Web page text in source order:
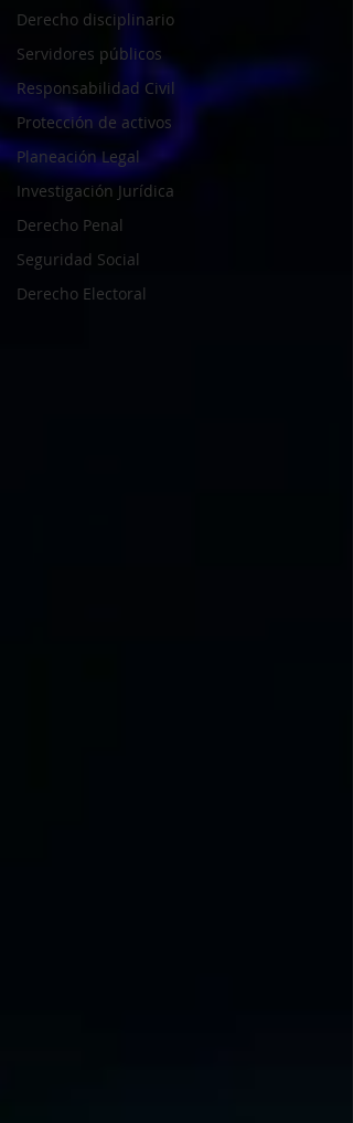
Derecho disciplinario
Servidores públicos
Responsabilidad Civil
Protección de activos
Planeación Legal
Investigación Jurídica
Derecho Penal
Seguridad Social
Derecho Electoral